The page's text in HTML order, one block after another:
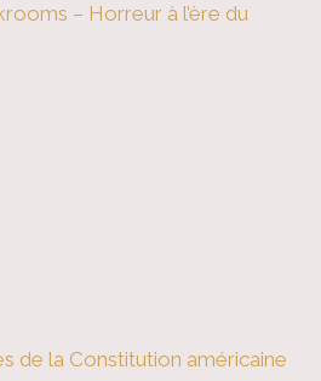
– Horreur à l’ère du
de la Constitution américaine